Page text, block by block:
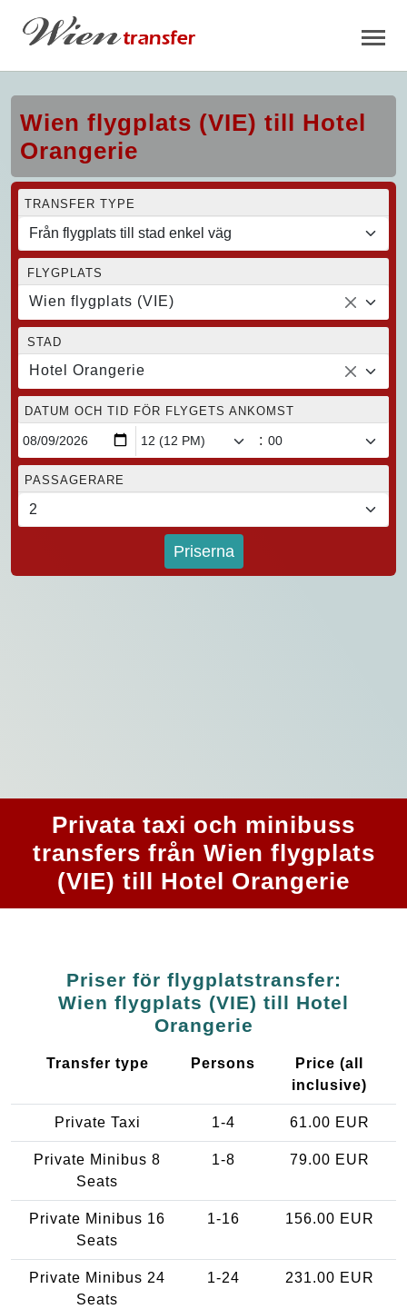
Wien flygplats (VIE) till Hotel
Orangerie
TRANSFER TYPE
FLYGPLATS
Wien flygplats (VIE)
STAD
Hotel Orangerie
DATUM OCH TID FÖR FLYGETS ANKOMST
:
PASSAGERARE
Priserna
Privata taxi och minibuss
transfers från Wien flygplats
(VIE) till Hotel Orangerie
Priser för flygplatstransfer:
Wien flygplats (VIE) till Hotel
Orangerie
Transfer type Persons
Price (all
inclusive)
Private Taxi 1-4 61.00 EUR
Private Minibus 8
Seats
1-8 79.00 EUR
Private Minibus 16
Seats
1-16 156.00 EUR
Private Minibus 24
Seats
1-24 231.00 EUR